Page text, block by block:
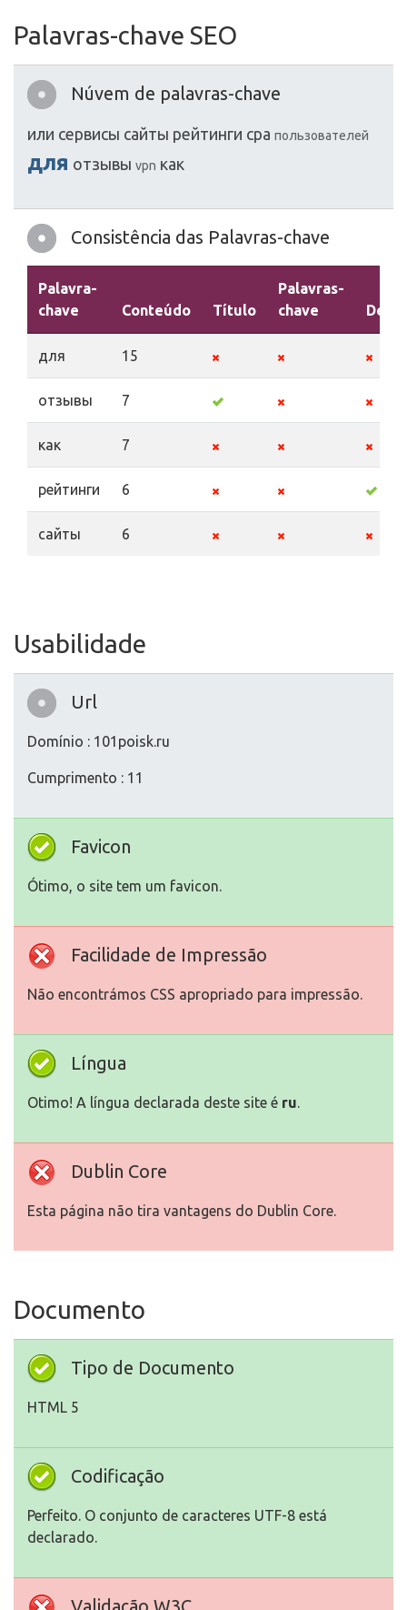
Palavras-chave SEO
Núvem de palavras-chave
или сервисы сайты рейтинги cpa пользователей
для отзывы vpn как
Consistência das Palavras-chave
Palavra-
chave
Conteúdo Título
Palavras-
chave
для 15
отзывы 7
как 7
рейтинги 6
сайты 6
Usabilidade
Url
Domínio : 101poisk.ru
Cumprimento : 11
Favicon
Ótimo, o site tem um favicon.
Facilidade de Impressão
Não encontrámos CSS apropriado para impressão.
Língua
Otimo! A língua declarada deste site é ru.
Dublin Core
Esta página não tira vantagens do Dublin Core.
Documento
Tipo de Documento
HTML 5
Codificação
Perfeito. O conjunto de caracteres UTF-8 está
declarado.